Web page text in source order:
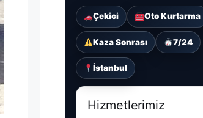
Çekici Oto Kurtarma
Kaza Sonrası 7/24
İstanbul
Hizmetlerimiz